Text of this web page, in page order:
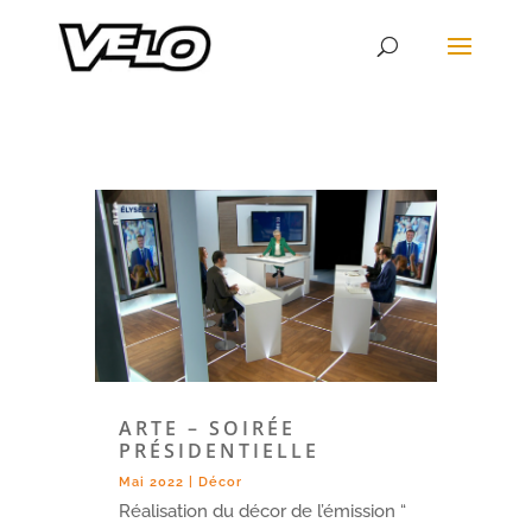
ARTE – SOIRÉE
PRÉSIDENTIELLE
Mai 2022 Décor
Réalisation du décor de l’émission “